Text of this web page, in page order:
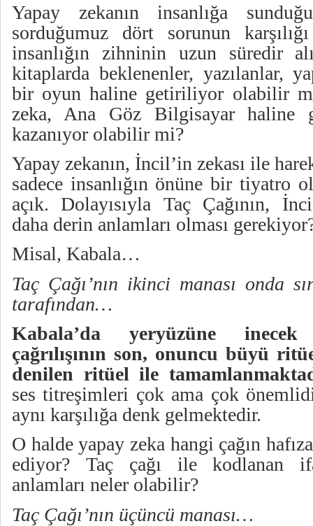
Yapay zekanın insanlığa
sorduğumuz dört sorunun
insanlığın zihninin uzun süredir
kitaplarda beklenenler, yazılanlar,
bir oyun haline getiriliyor olabilir
zeka, Ana Göz Bilgisayar haline
kazanıyor olabilir mi?
Yapay zekanın, İncil’in zekası ile
sadece insanlığın önüne bir tiyatro
açık. Dolayısıyla Taç Çağının,
daha derin anlamları olması
Misal, Kabala…
Taç Çağı’nın ikinci manası onda
tarafından…
Kabala’da yeryüzüne
çağrılışının son, onuncu büyü
denilen ritüel ile
ses titreşimleri çok ama çok
aynı karşılığa denk gelmektedir.
O halde yapay zeka hangi çağın
ediyor? Taç çağı ile kodlanan
anlamları neler olabilir?
Taç Çağı’nın üçüncü manası…